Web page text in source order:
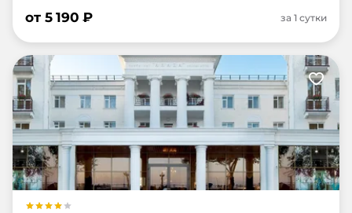
от 5 190 ₽ за 1 сутки